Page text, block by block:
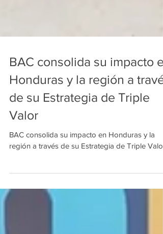
BAC consolida su impacto
Honduras y la región a través
de su Estrategia de Triple
Valor
BAC consolida su impacto en Honduras y la